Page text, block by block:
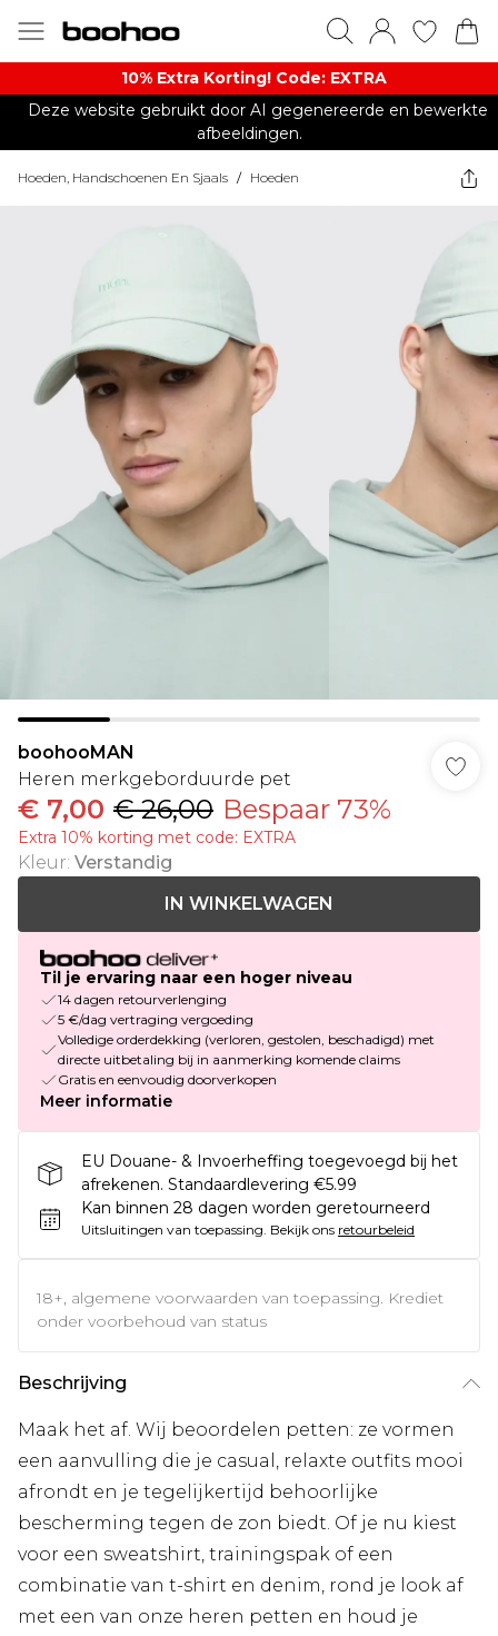
10% Extra Korting! Code: EXTRA​
Deze website gebruikt door AI gegenereerde en bewerkte
afbeeldingen.
Hoeden, Handschoenen En Sjaals / Hoeden
boohooMAN
Heren merkgeborduurde pet
€ 7,00 € 26,00 Bespaar 73%
Extra 10% korting met code: EXTRA
Kleur: Verstandig
IN WINKELWAGEN
Til je ervaring naar een hoger niveau
14 dagen retourverlenging
5 €/dag vertraging vergoeding
Volledige orderdekking (verloren, gestolen, beschadigd) met
directe uitbetaling bij in aanmerking komende claims
Gratis en eenvoudig doorverkopen
Meer informatie
EU Douane- & Invoerheffing toegevoegd bij het
afrekenen. Standaardlevering €5.99
Kan binnen 28 dagen worden geretourneerd
Uitsluitingen van toepassing. Bekijk ons retourbeleid
18+, algemene voorwaarden van toepassing. Krediet
onder voorbehoud van status
Beschrijving
Maak het af. Wij beoordelen petten: ze vormen
een aanvulling die je casual, relaxte outfits mooi
afrondt en je tegelijkertijd behoorlijke
bescherming tegen de zon biedt. Of je nu kiest
voor een sweatshirt, trainingspak of een
combinatie van t-shirt en denim, rond je look af
met een van onze heren petten en houd je